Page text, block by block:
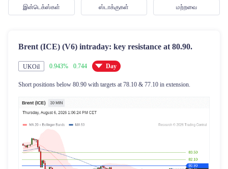
சலுகைகள்
Trader | Partners
இன்டெக்ஸ்கள் ஸ்டாக்குகள் மற்றவை
Brent (ICE) (V6) intraday: key resistance at 80.90.
UKOil 0.943% 0.744 Day
Short positions below 80.90 with targets at 78.10 & 77.10 in extension.